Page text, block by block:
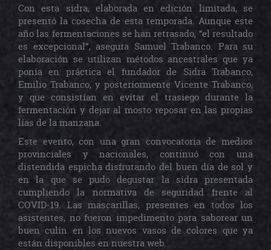
Con esta sidra, elaborada en edición limitada, se
presentó la cosecha de esta temporada. Aunque este
año las fermentaciones se han retrasado, “el resultado
es excepcional”, asegura Samuel Trabanco. Para su
elaboración se utilizan métodos ancestrales que ya
ponía en práctica el fundador de Sidra Trabanco,
Emilio Trabanco, y posteriormente Vicente Trabanco,
y que consistían en evitar el trasiego durante la
fermentación y dejar al mosto reposar en las propias
lías de la manzana.
Este evento, con una gran convocatoria de medios
provinciales y nacionales, continuó con una
distendida espicha disfrutando del buen día de sol y
en la que se pudo degustar la sidra presentada
cumpliendo la normativa de seguridad frente al
COVID-19. Las mascarillas, presentes en todos los
asistentes, no fueron impedimento para saborear un
buen culín en los nuevos vasos de colores que ya
están disponibles en nuestra web.